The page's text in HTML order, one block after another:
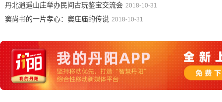
丹北逍遥山庄举办民间古玩鉴宝交流会 2018-10-31
窦尚书的一片孝心：窦庄庙的传说 2018-10-31